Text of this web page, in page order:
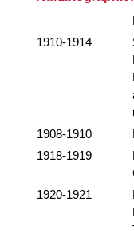
1910-1914
1908-1910
1918-1919
1920-1921